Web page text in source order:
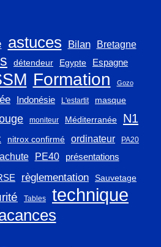
astuces Bilan Bretagne
détendeur Egypte Espagne
Formation Gozo
Indonésie L'estartit masque
moniteur Méditerranée N1
nitrox confirmé ordinateur PA20
PE40 présentations
règlementation Sauvetage
Tables technique